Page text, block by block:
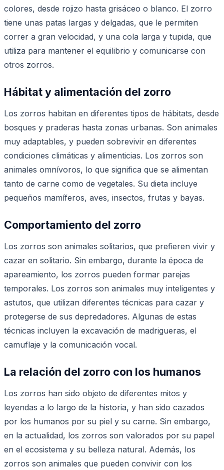
colores, desde rojizo hasta grisáceo o blanco. El zorro
tiene unas patas largas y delgadas, que le permiten
correr a gran velocidad, y una cola larga y tupida, que
utiliza para mantener el equilibrio y comunicarse con
otros zorros.
Hábitat y alimentación del zorro
Los zorros habitan en diferentes tipos de hábitats, desde
bosques y praderas hasta zonas urbanas. Son animales
muy adaptables, y pueden sobrevivir en diferentes
condiciones climáticas y alimenticias. Los zorros son
animales omnívoros, lo que significa que se alimentan
tanto de carne como de vegetales. Su dieta incluye
pequeños mamíferos, aves, insectos, frutas y bayas.
Comportamiento del zorro
Los zorros son animales solitarios, que prefieren vivir y
cazar en solitario. Sin embargo, durante la época de
apareamiento, los zorros pueden formar parejas
temporales. Los zorros son animales muy inteligentes y
astutos, que utilizan diferentes técnicas para cazar y
protegerse de sus depredadores. Algunas de estas
técnicas incluyen la excavación de madrigueras, el
camuflaje y la comunicación vocal.
La relación del zorro con los humanos
Los zorros han sido objeto de diferentes mitos y
leyendas a lo largo de la historia, y han sido cazados
por los humanos por su piel y su carne. Sin embargo,
en la actualidad, los zorros son valorados por su papel
en el ecosistema y su belleza natural. Además, los
zorros son animales que pueden convivir con los